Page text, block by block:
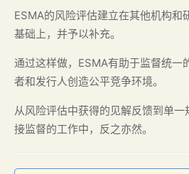
ESMA的风险评估建立在其他机构和
基础上，并予以补充。
通过这样做，ESMA有助于监督统一
者和发行人创造公平竞争环境。
从风险评估中获得的见解反馈到单
接监督的工作中，反之亦然。